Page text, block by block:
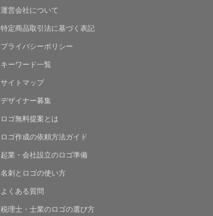
運営会社について
特定商品取引法に基づく表記
プライバシーポリシー
キーワード一覧
サイトマップ
デザイナー募集
ロゴ無料提案とは
ロゴ作成の依頼方法ガイド
起業・会社設立のロゴ準備
名刺とロゴの使い方
よくある質問
税理士・士業のロゴの選び方